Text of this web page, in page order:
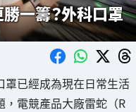
一籌？外科口罩
已經成為現在日常生活
電競產品大廠雷蛇（R